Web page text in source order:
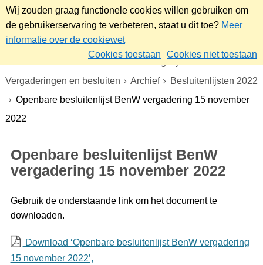
Wij zouden graag functionele cookies willen gebruiken om
de gebruikerservaring te verbeteren, staat u dit toe? Meer
informatie over de cookiewet
Cookies toestaan
Cookies niet toestaan
Gemeenteraad/Dagelijks bestuur
Vergaderingen en besluiten
Archief
Besluitenlijsten 2022
Openbare besluitenlijst BenW vergadering 15 november
2022
Openbare besluitenlijst BenW
vergadering 15 november 2022
Gebruik de onderstaande link om het document te
downloaden.
Download ‘Openbare besluitenlijst BenW vergadering
15 november 2022’,